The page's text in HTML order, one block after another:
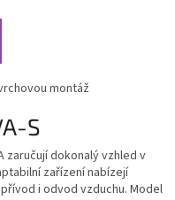
montáž
S
zaručují dokonalý vzhled v
zařízení nabízejí
i odvod vzduchu. Model